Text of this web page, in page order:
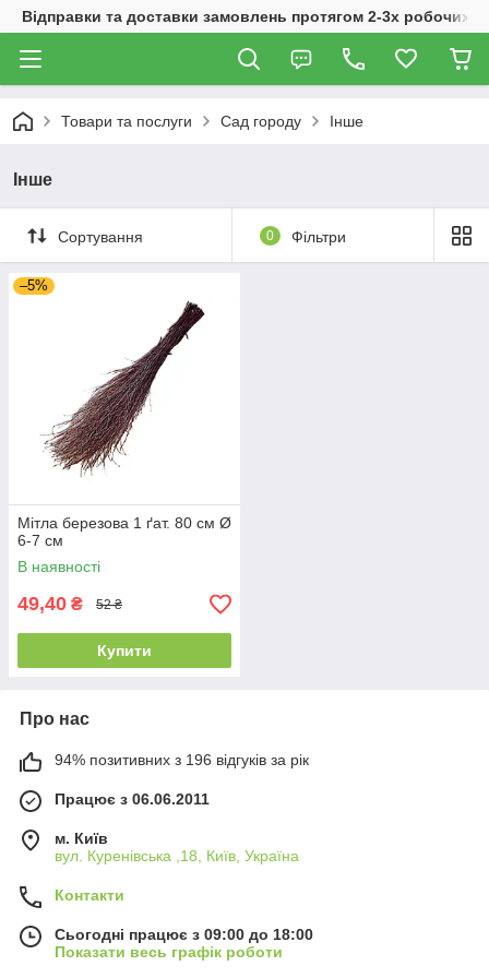
Відправки та доставки замовлень протягом 2-3х робочих
Товари та послуги Сад городу Інше
Інше
Сортування 0 Фільтри
–5%
Мітла березова 1 ґат. 80 см Ø
6-7 см
В наявності
49,40 ₴ 52 ₴
Купити
Про нас
94% позитивних з 196 відгуків за рік
Працює з 06.06.2011
м. Київ
вул. Куренівська ,18, Київ, Україна
Контакти
Сьогодні працює з 09:00 до 18:00
Показати весь графік роботи